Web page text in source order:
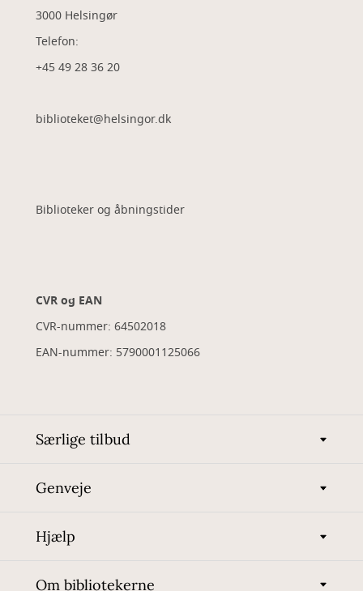
3000 Helsingør
Telefon:
+45 49 28 36 20
biblioteket@helsingor.dk
Biblioteker og åbningstider
CVR og EAN
CVR-nummer: 64502018
EAN-nummer: 5790001125066
Særlige tilbud
Genveje
Hjælp
Om bibliotekerne